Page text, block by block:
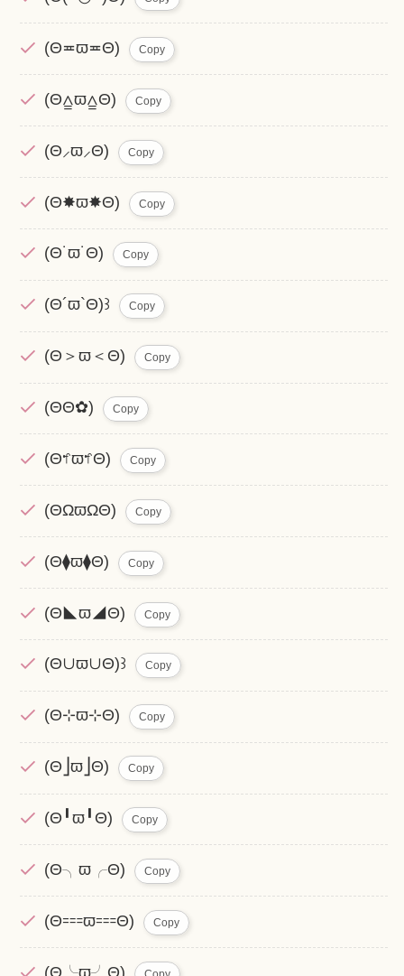
(Θ≖ϖ≖Θ) Copy
(Θ⩠ϖ⩠Θ) Copy
(Θ⸝ϖ⸝Θ) Copy
(Θ✸ϖ✸Θ) Copy
(Θ˙ϖ˙Θ) Copy
(Θ´ϖ`Θ)꒱ Copy
(Θ＞ϖ＜Θ) Copy
(ΘΘ✿) Copy
(Θ𖡇ϖ𖡇Θ) Copy
(ΘΩϖΩΘ) Copy
(Θ⧫ϖ⧫Θ) Copy
(Θ◣ϖ◢Θ) Copy
(Θ∪ϖ∪Θ)꒱ Copy
(Θ⊹ϖ⊹Θ) Copy
(Θ⎦ϖ⎦Θ) Copy
(Θ╹ϖ╹Θ) Copy
(Θ╮ϖ╭Θ) Copy
(Θ⩶ϖ⩶Θ) Copy
(Θ╰ϖ╯Θ)